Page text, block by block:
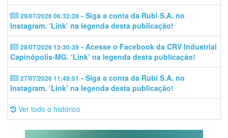
29/07/2026 06:32:28 - Siga a conta da Rubi S.A. no
Instagram. ‘Link’ na legenda desta publicação!
28/07/2026 13:30:39 - Acesse o Facebook da CRV Industrial
Capinópolis-MG. ‘Link’ na legenda desta publicação!
27/07/2026 11:49:51 - Siga a conta da Rubi S.A. no
Instagram. ‘Link’ na legenda desta publicação!
Ver todo o histórico